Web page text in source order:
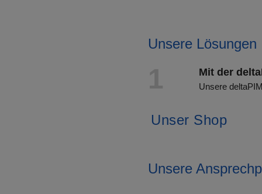
Unsere Lösungen
Mit der
Unsere
Unser Shop
Unsere